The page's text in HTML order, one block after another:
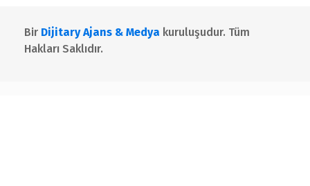
Bir Dijitary Ajans & Medya kuruluşudur. Tüm
Hakları Saklıdır.